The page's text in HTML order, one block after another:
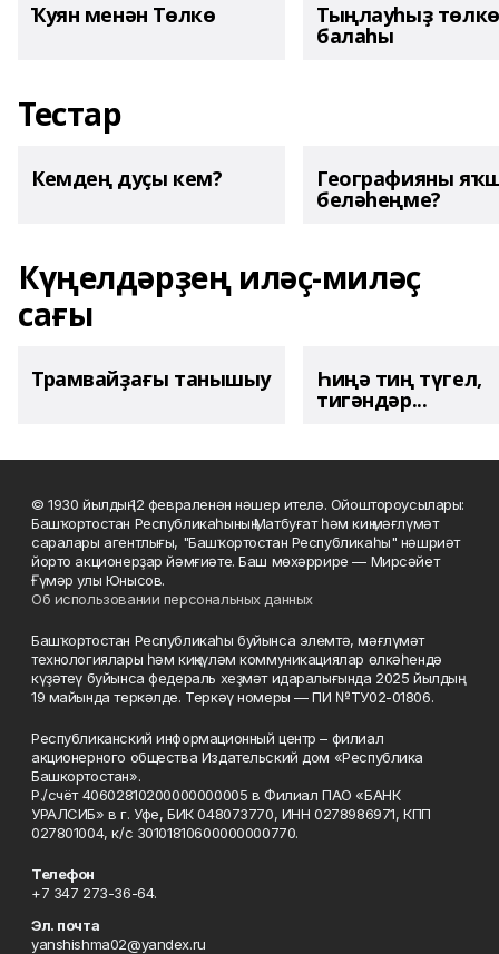
Ҡуян менән Төлкө Тыңлауһыҙ төлкө
балаһы
Тестар
Кемдең дуҫы кем? Географияны
беләһеңме?
Күңелдәрҙең иләҫ-миләҫ
сағы
Трамвайҙағы танышыу Һиңә тиң түгел,
тигәндәр...
© 1930 йылдың 12 февраленән нәшер ителә. Ойоштороусылары:
Башҡортостан Республикаһының Матбуғат һәм киң мәғлүмәт
саралары агентлығы, "Башҡортостан Республикаһы" нәшриәт
йорто акционерҙар йәмғиәте. Баш мөхәррире — Мирсәйет
Ғүмәр улы Юнысов.
Об использовании персональных данных
Башҡортостан Республикаһы буйынса элемтә, мәғлүмәт
технологиялары һәм киңкүләм коммуникациялар өлкәһендә
күҙәтеү буйынса федераль хеҙмәт идаралығында 2025 йылдың
19 майында теркәлде. Теркәү номеры — ПИ №ТУ02-01806.
Республиканский информационный центр – филиал
акционерного общества Издательский дом «Республика
Башкортостан».
Р./счёт 40602810200000000005 в Филиал ПАО «БАНК
УРАЛСИБ» в г. Уфе, БИК 048073770, ИНН 0278986971, КПП
027801004, к/с 30101810600000000770.
Телефон
+7 347 273-36-64.
Эл. почта
yanshishma02@yandex.ru